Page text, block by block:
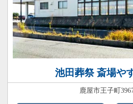
池田葬祭 斎場や
鹿屋市王子町